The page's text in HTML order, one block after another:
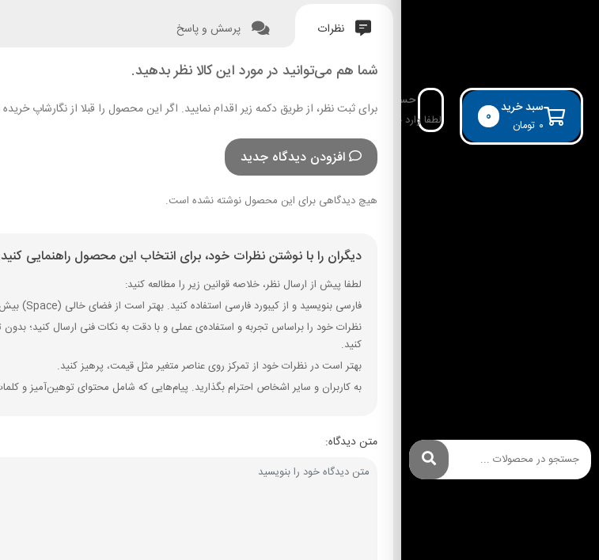
سبد خرید
تومان ۰ 0
حساب کاربری
لطفا وارد حساب خود شوید!
نظرات پرسش و پاسخ
شما هم می‌توانید در مورد این کالا نظر بدهید.
برای ثبت نظر، از طریق دکمه زیر اقدام نمایید. اگر این محصول را قبلا از نگارشاپ
افزودن دیدگاه جدید
هیچ دیدگاهی برای این محصول نوشته نشده است.
دیگران را با نوشتن نظرات خود، برای انتخاب این محصول راهنمایی
لطفا پیش از ارسال نظر، خلاصه قوانین زیر را مطالعه کنید:
فارسی بنویسید و از کیبورد فارسی استفاده کنید. بهتر است از فضای خالی (Space) بیش‌از‌حدِ معمول، شکلک یا ایموجی استفاده نکنید و از کشیدن حروف یا کلمات با صفحه‌کلید بپرهیزید.
نظرات خود را براساس تجربه و استفاده‌ی عملی و با دقت به نکات فنی ارسال کنید؛
کنید.
بهتر است در نظرات خود از تمرکز روی عناصر متغیر مثل قیمت، پرهیز کنید.
به کاربران و سایر اشخاص احترام بگذارید. پیام‌هایی که شامل محتوای توهین‌آمیز و
متن دیدگاه: